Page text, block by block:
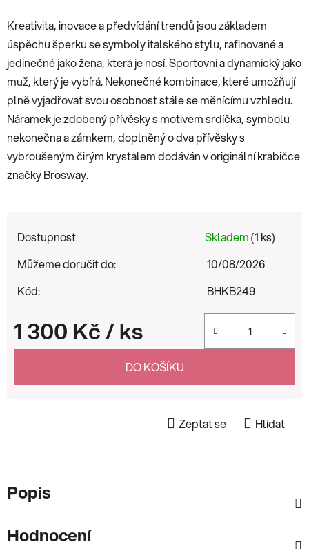
Kreativita, inovace a předvídání trendů jsou základem
úspěchu šperku se symboly italského stylu, rafinované a
jedinečné jako žena, která je nosí. Sportovní a dynamický jako
muž, který je vybírá. Nekonečné kombinace, které umožňují
plně vyjadřovat svou osobnost stále se měnícímu vzhledu.
Náramek jezdobený přívěsky s motivem srdíčka, symbolu
nekonečna a zámkem, doplněný o dva přívěsky s
vybroušeným čirým krystalemdodáván v originální krabičce
značky Brosway.
Dostupnost Skladem(1 ks)
Můžeme doručit do:
10/08/2026
Kód:
BHKB249
1 300 Kč/ ks
Měrná cena:
DO KOŠÍKU
Zeptat se Hlídat
Popis
Hodnocení